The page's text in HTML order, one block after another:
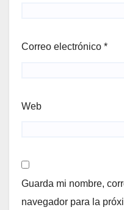
Correo electrónico *
Web
Guarda mi nombre,
navegador para la